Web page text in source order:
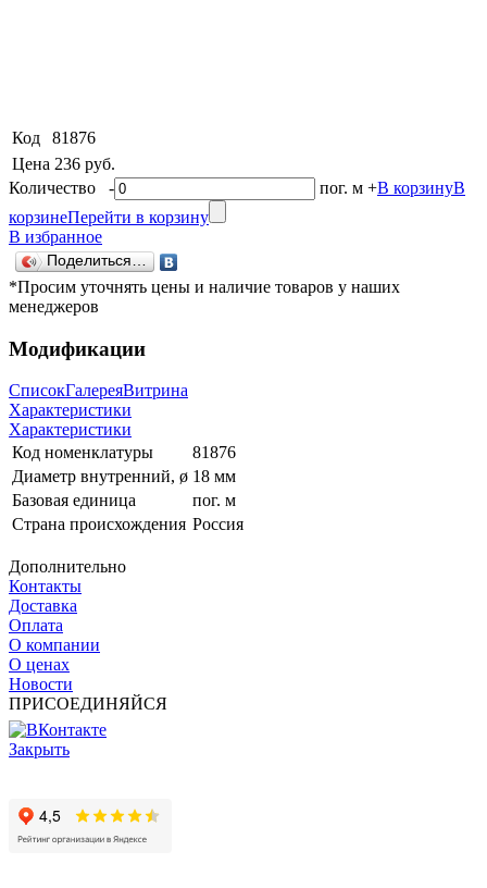
Код
81876
Цена 236 руб.
Количество - пог. м +В корзинуВ
корзинеПерейти в корзину
В избранное
Поделиться…
*Просим уточнять цены и наличие товаров у наших
менеджеров
Модификации
СписокГалереяВитрина
Характеристики
Характеристики
Код номенклатуры
81876
Диаметр внутренний, ø 18 мм
Базовая единица
пог. м
Страна происхождения Россия
Дополнительно
Контакты
Доставка
Оплата
О компании
О ценах
Новости
ПРИСОЕДИНЯЙСЯ
Закрыть